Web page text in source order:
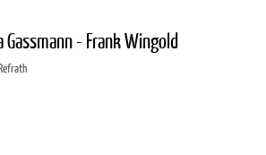
Gassmann - Frank Wingold